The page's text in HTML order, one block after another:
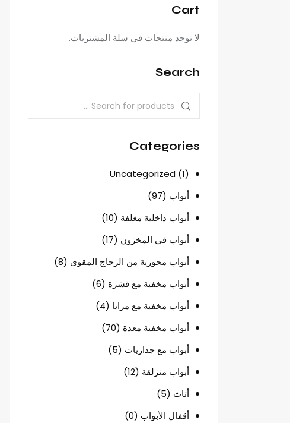
Cart
لا توجد منتجات في سلة المشتريات.
Search
Categories
Uncategorized (1)
أبواب (97)
أبواب داخلية مغلفة (10)
أبواب في المخزون (17)
أبواب محورية من الزجاج المقوى (8)
أبواب مخفية مع قشرة (6)
أبواب مخفية مع مرايا (4)
أبواب مخفية معدة (70)
أبواب مع جداريات (5)
أبواب منزلقة (12)
أثاث (5)
أقفال الأبواب (0)